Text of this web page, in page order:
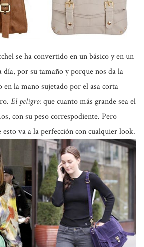
se ha convertido en un básico y en un
día, por su tamaño y porque nos da la
la mano sujetado por el asa corta
El peligro:que cuanto más grande sea el
con su peso correspodiente. Pero
va a la perfección con cualquier look.